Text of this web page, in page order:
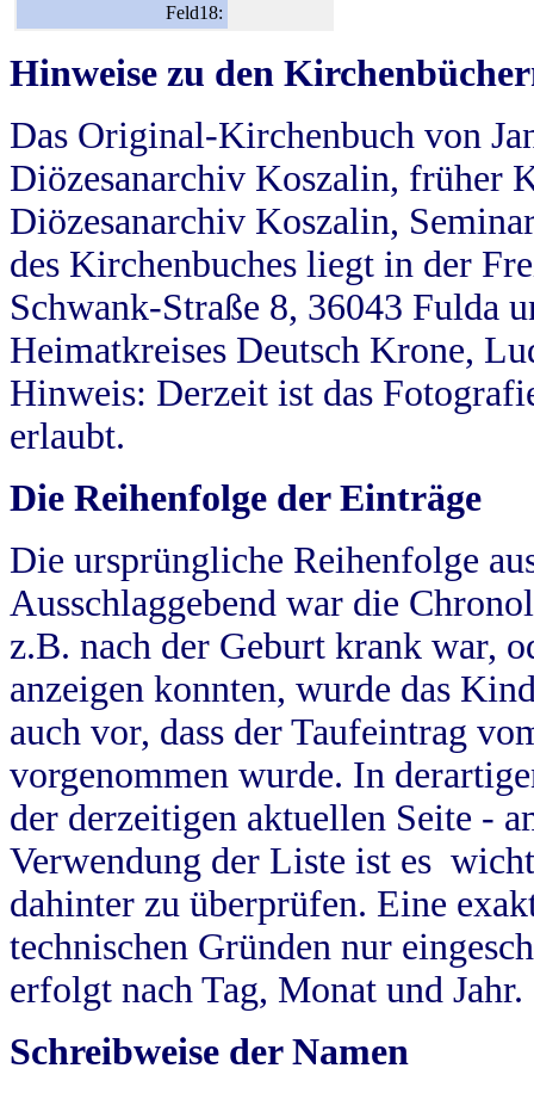
Feld18:
Hinweise zu den
Das Original-Kirchenbuch von
Diözesanarchiv Koszalin, früher
Diözesanarchiv Koszalin,
des Kirchenbuches liegt in der
Schwank-Straße 8, 36043 Fulda
Heimatkreises Deutsch Krone,
Hinweis: Derzeit ist das
erlaubt.
Die Reihenfolge der Einträge
Die ursprüngliche Reihenfolge
Ausschlaggebend war die
z.B. nach der Geburt krank war,
anzeigen konnten, wurde das
auch vor, dass der Taufeintrag
vorgenommen wurde. In
der derzeitigen aktuellen Seite -
Verwendung der Liste ist es
dahinter zu überprüfen. Eine
technischen Gründen nur
erfolgt nach Tag, Monat und Jahr.
Schreibweise der Namen